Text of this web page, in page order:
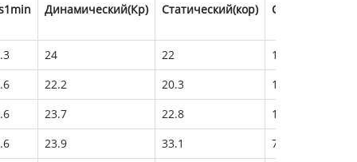
Динамический(Кр) Статический(кор) Смазка
24 22 16000
22.2 20.3 15000
23.7 22.8 10000
23.9 33.1 7500